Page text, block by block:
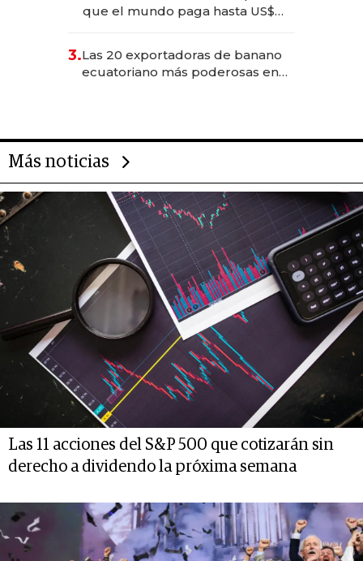
que el mundo paga hasta US$
3.Las 20 exportadoras de banano
ecuatoriano más poderosas en
Más noticias
Las 11 acciones del S&P 500 que cotizarán sin
derecho a dividendo la próxima semana